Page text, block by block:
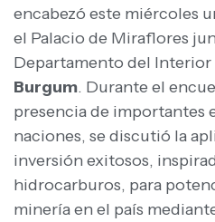
encabezó este miércoles
el Palacio de Miraflores
Departamento del Interior
Burgum. Durante el
presencia de importantes
naciones, se discutió la
inversión exitosos,
hidrocarburos, para
minería en el país